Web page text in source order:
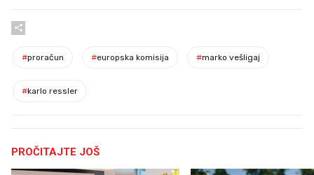
#proračun #europska komisija #marko vešligaj
#karlo ressler
PROČITAJTE JOŠ